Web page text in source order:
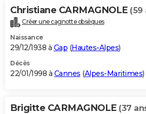
Christiane CARMAGNOLE (59
Créer une cagnotte obsèques
Naissance
29/12/1938 à Gap (Hautes-Alpes)
Décès
22/01/1998 à Cannes (Alpes-Maritimes)
Brigitte CARMAGNOLE (37